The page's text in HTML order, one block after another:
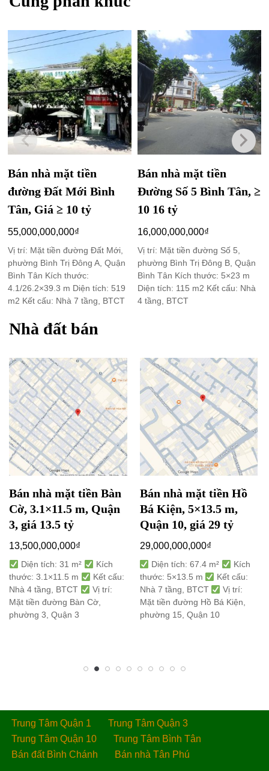
Bán nhà mặt tiền
đường Đất Mới Bình
Tân, Giá ≥ 10 tỷ
55,000,000,000₫
Vị trí: Mặt tiền đường Đất Mới,
phường Bình Trị Đông A, Quận
Bình Tân Kích thước:
4.1/26.2×39.3 m Diện tích: 519
m2 Kết cấu: Nhà 7 tầng, BTCT
Bán nhà mặt tiền
Đường Số 5 Bình Tân, ≥
10 16 tỷ
16,000,000,000₫
Vị trí: Mặt tiền đường Số 5,
phường Bình Trị Đông B, Quận
Bình Tân Kích thước: 5×23 m
Diện tích: 115 m2 Kết cấu: Nhà
4 tầng, BTCT
Nhà đất bán
Bán nhà mặt tiền Bàn
Cờ, 3.1×11.5 m, Quận
3, giá 13.5 tỷ
13,500,000,000₫
Diện tích: 31 m²
Kích
thước: 3.1×11.5 m
Kết cấu:
Nhà 4 tầng, BTCT
Vị trí:
Mặt tiền đường Bàn Cờ,
phường 3, Quận 3
Bán nhà mặt tiền Hồ
Bá Kiện, 5×13.5 m,
Quận 10, giá 29 tỷ
29,000,000,000₫
Diện tích: 67.4 m²
Kích
thước: 5×13.5 m
Kết cấu:
Nhà 7 tầng, BTCT
Vị trí:
Mặt tiền đường Hồ Bá Kiện,
phường 15, Quận 10
Trung Tâm Quận 1
Trung Tâm Quận 3
Trung Tâm Quận 10
Trung Tâm Bình Tân
Bán đất Bình Chánh
Bán nhà Tân Phú